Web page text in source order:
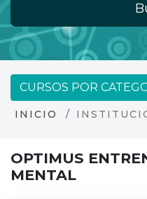
CURSOS POR
INICIO
OPTIMUS
MENTAL